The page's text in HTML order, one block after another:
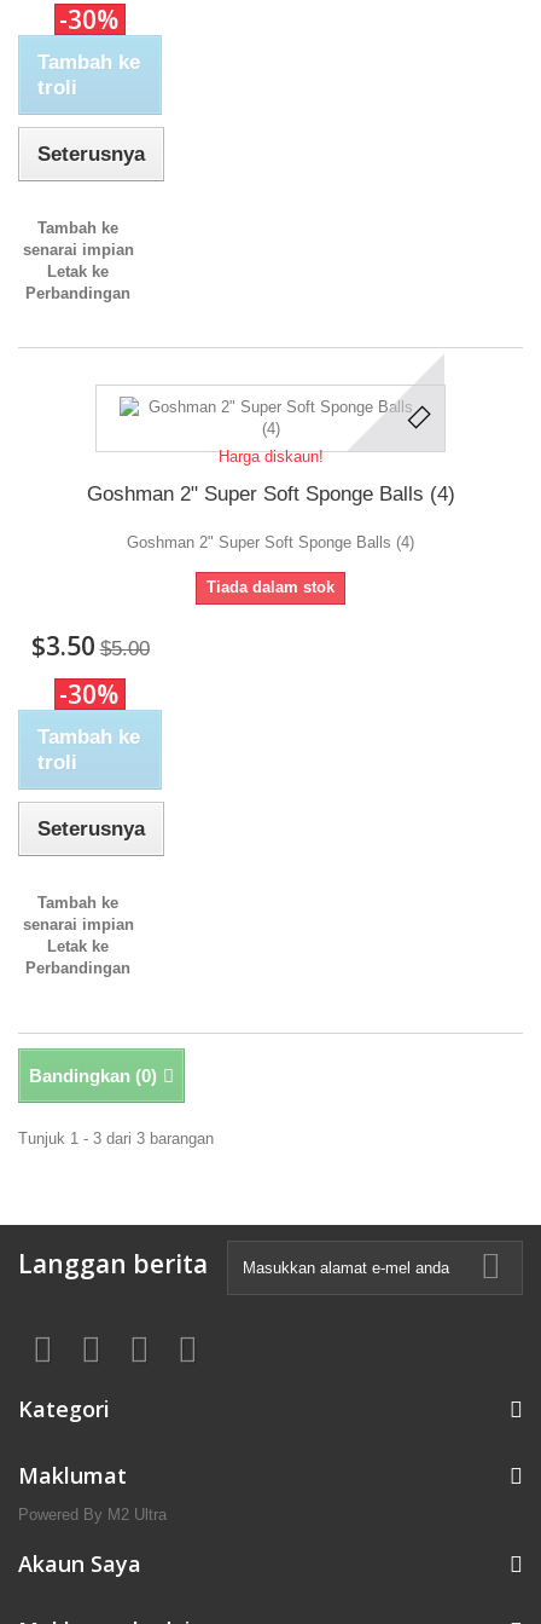
-30%
Tambah ke
troli
Seterusnya
Tambah ke
senarai impian
Letak ke
Perbandingan
Harga diskaun!
Goshman 2" Super Soft Sponge Balls (4)
Goshman 2" Super Soft Sponge Balls (4)
Tiada dalam stok
$3.50 $5.00
-30%
Tambah ke
troli
Seterusnya
Tambah ke
senarai impian
Letak ke
Perbandingan
Bandingkan (0)
Tunjuk 1 - 3 dari 3 barangan
Langgan berita
Kategori
Maklumat
Powered By M2 Ultra
Akaun Saya